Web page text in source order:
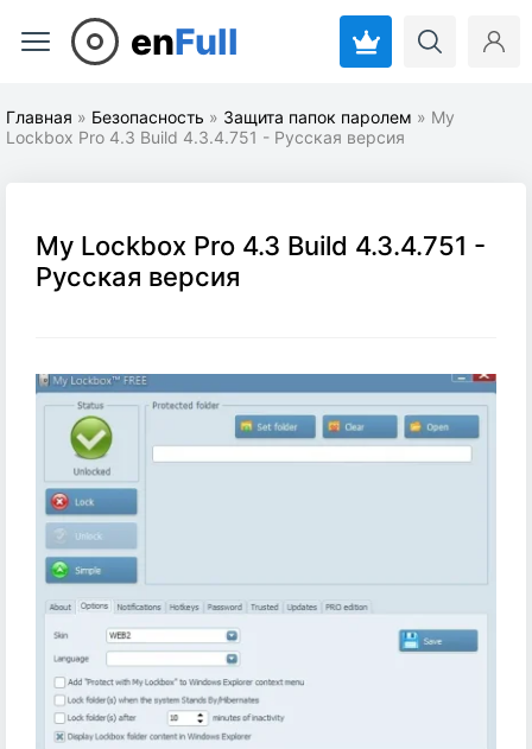
enFull
Главная » Безопасность » Защита папок паролем » My
Lockbox Pro 4.3 Build 4.3.4.751 - Русская версия
My Lockbox Pro 4.3 Build 4.3.4.751 -
Русская версия